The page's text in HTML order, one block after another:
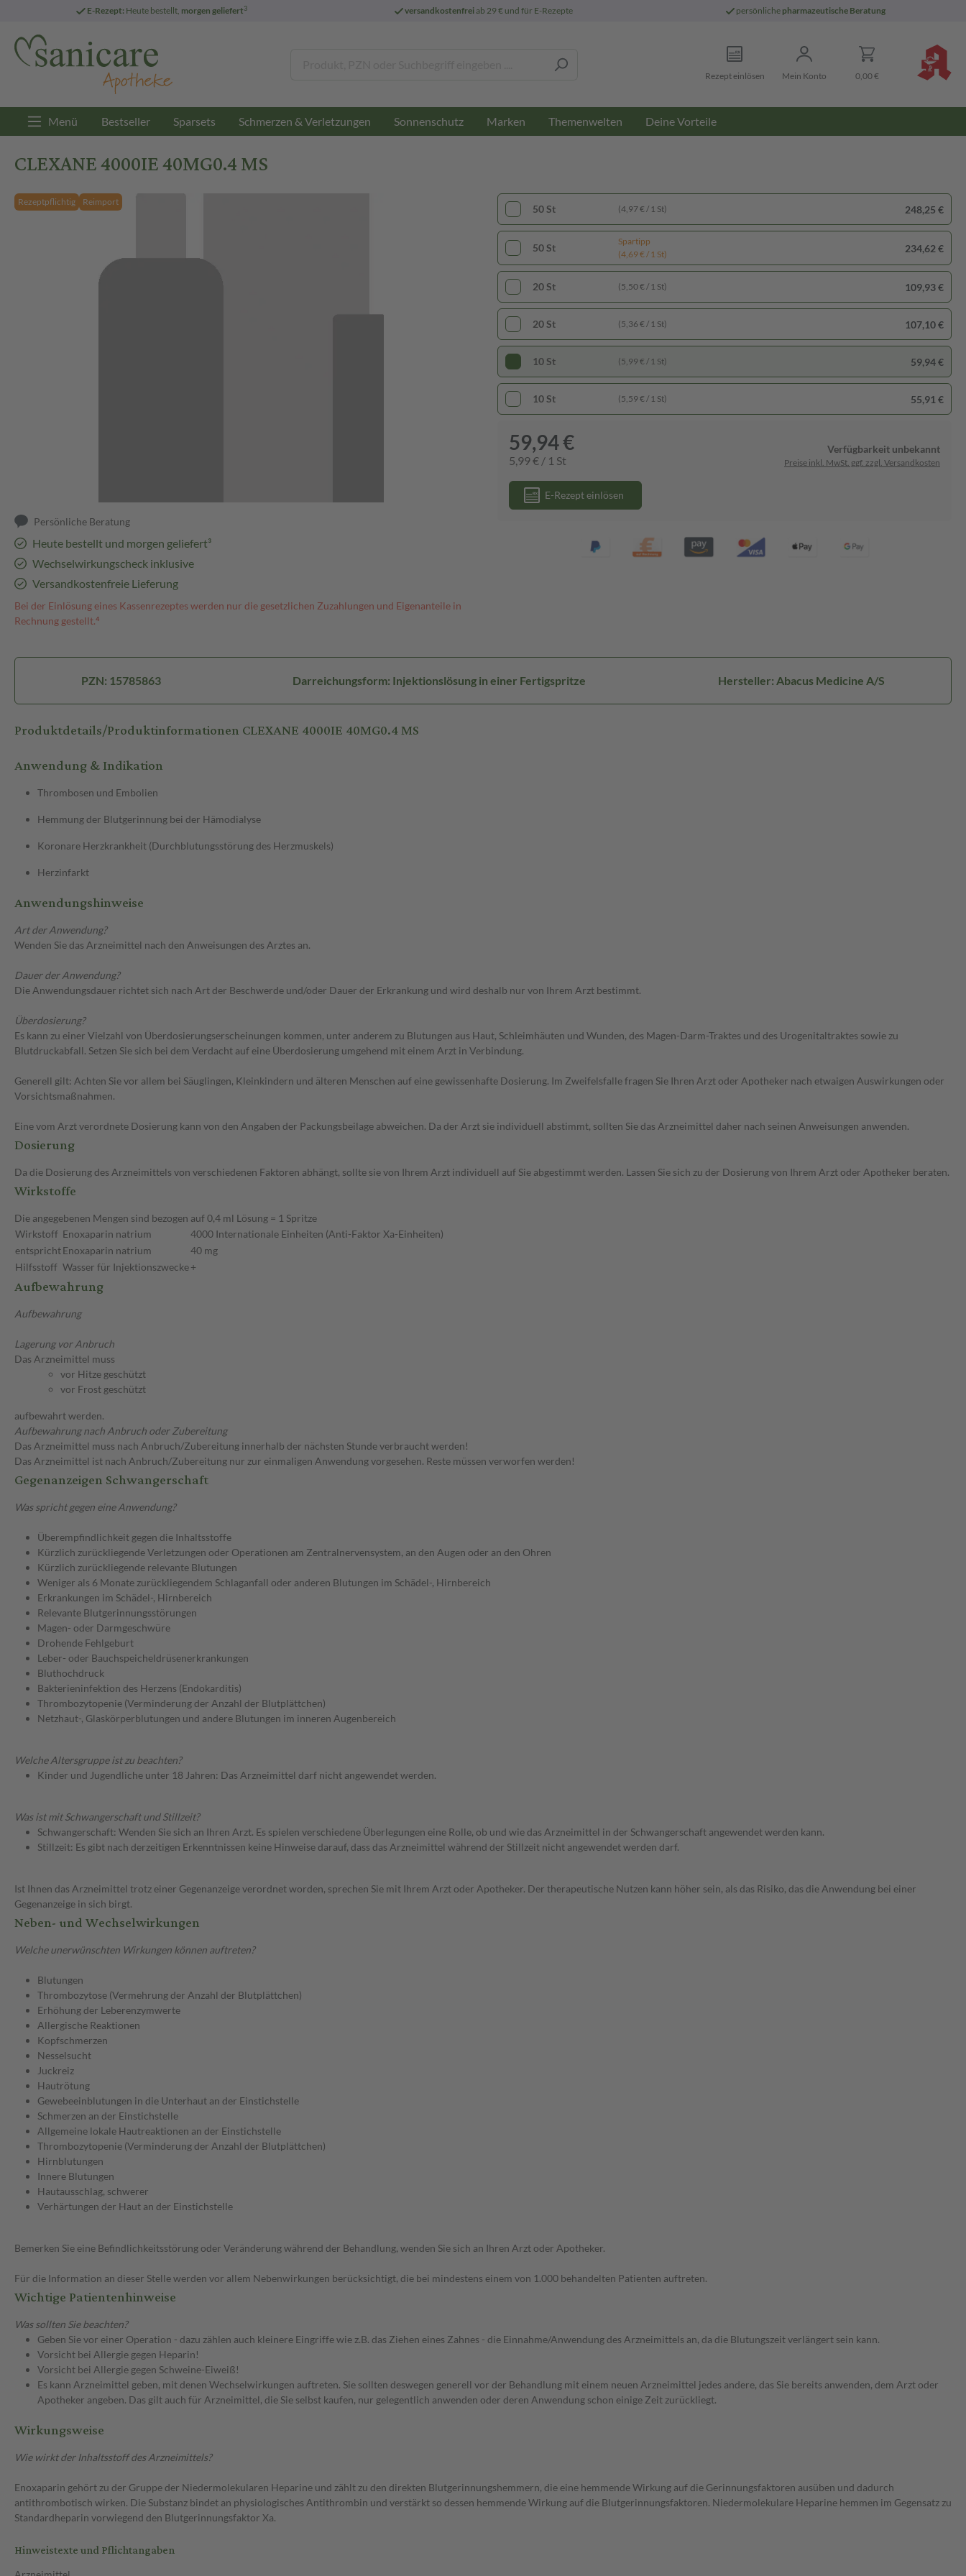
E-Rezept: Heute bestellt, morgen geliefert3 versandkostenfreiab 29 € und für E-Rezepte persönliche pharmazeutische Beratung
Rezept einlösen Mein Konto 0,00 €
Menü Bestseller Sparsets Schmerzen & Verletzungen Sonnenschutz Marken Themenwelten Deine Vorteile
CLEXANE 4000IE 40MG0.4 MS
Rezeptpflichtig Reimport
Persönliche Beratung
Heute bestellt und morgen geliefert³
Wechselwirkungscheck inklusive
Versandkostenfreie Lieferung
Bei der Einlösung eines Kassenrezeptes werden nur die gesetzlichen Zuzahlungen und Eigenanteile in
Rechnung gestellt.⁴
50 St (4,97 € / 1 St) 248,25 €
50 St
Spartipp
(4,69 € / 1 St)
234,62 €
20 St (5,50 € / 1 St) 109,93 €
20 St (5,36 € / 1 St) 107,10 €
10 St (5,99 € / 1 St) 59,94 €
10 St (5,59 € / 1 St) 55,91 €
59,94 €
5,99 € / 1 St
Verfügbarkeit unbekannt
Preise inkl. MwSt. ggf. zzgl. Versandkosten
E-Rezept einlösen
PZN: 15785863 Darreichungsform: Injektionslösung in einer Fertigspritze Hersteller: Abacus Medicine A/S
Produktdetails/Produktinformationen CLEXANE 4000IE 40MG0.4 MS
Anwendung & Indikation
Thrombosen und Embolien
Hemmung der Blutgerinnung bei der Hämodialyse
Koronare Herzkrankheit (Durchblutungsstörung des Herzmuskels)
Herzinfarkt
Anwendungshinweise
Art der Anwendung?
Wenden Sie das Arzneimittel nach den Anweisungen des Arztes an.
Dauer der Anwendung?
Die Anwendungsdauer richtet sich nach Art der Beschwerde und/oder Dauer der Erkrankung und wird deshalb nur von Ihrem Arzt bestimmt.
Überdosierung?
Es kann zu einer Vielzahl von Überdosierungserscheinungen kommen, unter anderem zu Blutungen aus Haut, Schleimhäuten und Wunden, des Magen-Darm-Traktes und des Urogenitaltraktes sowie zu
Blutdruckabfall. Setzen Sie sich bei dem Verdacht auf eine Überdosierung umgehend mit einem Arzt in Verbindung.
Generell gilt: Achten Sie vor allem bei Säuglingen, Kleinkindern und älteren Menschen auf eine gewissenhafte Dosierung. Im Zweifelsfalle fragen Sie Ihren Arzt oder Apotheker nach etwaigen Auswirkungen oder
Vorsichtsmaßnahmen.
Eine vom Arzt verordnete Dosierung kann von den Angaben der Packungsbeilage abweichen. Da der Arzt sie individuell abstimmt, sollten Sie das Arzneimittel daher nach seinen Anweisungen anwenden.
Dosierung
Da die Dosierung des Arzneimittels von verschiedenen Faktoren abhängt, sollte sie von Ihrem Arzt individuell auf Sie abgestimmt werden. Lassen Sie sich zu der Dosierung von Ihrem Arzt oder Apotheker beraten.
Wirkstoffe
Die angegebenen Mengen sind bezogen auf 0,4 ml Lösung = 1 Spritze
Wirkstoff Enoxaparin natrium
4000 Internationale Einheiten (Anti-Faktor Xa-Einheiten)
entsprichtEnoxaparin natrium
40 mg
Hilfsstoff Wasser für Injektionszwecke+
Aufbewahrung
Aufbewahrung
Lagerung vor Anbruch
Das Arzneimittel muss
vor Hitze geschützt
vor Frost geschützt
aufbewahrt werden.
Aufbewahrung nach Anbruch oder Zubereitung
Das Arzneimittel muss nach Anbruch/Zubereitung innerhalb der nächsten Stunde verbraucht werden!
Das Arzneimittel ist nach Anbruch/Zubereitung nur zur einmaligen Anwendung vorgesehen. Reste müssen verworfen werden!
Gegenanzeigen Schwangerschaft
Was spricht gegen eine Anwendung?
Überempfindlichkeit gegen die Inhaltsstoffe
Kürzlich zurückliegende Verletzungen oder Operationen am Zentralnervensystem, an den Augen oder an den Ohren
Kürzlich zurückliegende relevante Blutungen
Weniger als 6 Monate zurückliegendem Schlaganfall oder anderen Blutungen im Schädel-, Hirnbereich
Erkrankungen im Schädel-, Hirnbereich
Relevante Blutgerinnungsstörungen
Magen- oder Darmgeschwüre
Drohende Fehlgeburt
Leber- oder Bauchspeicheldrüsenerkrankungen
Bluthochdruck
Bakterieninfektion des Herzens (Endokarditis)
Thrombozytopenie (Verminderung der Anzahl der Blutplättchen)
Netzhaut-, Glaskörperblutungen und andere Blutungen im inneren Augenbereich
Welche Altersgruppe ist zu beachten?
Kinder und Jugendliche unter 18 Jahren: Das Arzneimittel darf nicht angewendet werden.
Was ist mit Schwangerschaft und Stillzeit?
Schwangerschaft: Wenden Sie sich an Ihren Arzt. Es spielen verschiedene Überlegungen eine Rolle, ob und wie das Arzneimittel in der Schwangerschaft angewendet werden kann.
Stillzeit: Es gibt nach derzeitigen Erkenntnissen keine Hinweise darauf, dass das Arzneimittel während der Stillzeit nicht angewendet werden darf.
Ist Ihnen das Arzneimittel trotz einer Gegenanzeige verordnet worden, sprechen Sie mit Ihrem Arzt oder Apotheker. Der therapeutische Nutzen kann höher sein, als das Risiko, das die Anwendung bei einer
Gegenanzeige in sich birgt.
Neben- und Wechselwirkungen
Welche unerwünschten Wirkungen können auftreten?
Blutungen
Thrombozytose (Vermehrung der Anzahl der Blutplättchen)
Erhöhung der Leberenzymwerte
Allergische Reaktionen
Kopfschmerzen
Nesselsucht
Juckreiz
Hautrötung
Gewebeeinblutungen in die Unterhaut an der Einstichstelle
Schmerzen an der Einstichstelle
Allgemeine lokale Hautreaktionen an der Einstichstelle
Thrombozytopenie (Verminderung der Anzahl der Blutplättchen)
Hirnblutungen
Innere Blutungen
Hautausschlag, schwerer
Verhärtungen der Haut an der Einstichstelle
Bemerken Sie eine Befindlichkeitsstörung oder Veränderung während der Behandlung, wenden Sie sich an Ihren Arzt oder Apotheker.
Für die Information an dieser Stelle werden vor allem Nebenwirkungen berücksichtigt, die bei mindestens einem von 1.000 behandelten Patienten auftreten.
Wichtige Patientenhinweise
Was sollten Sie beachten?
Geben Sie vor einer Operation - dazu zählen auch kleinere Eingriffe wie z.B. das Ziehen eines Zahnes - die Einnahme/Anwendung des Arzneimittels an, da die Blutungszeit verlängert sein kann.
Vorsicht bei Allergie gegen Heparin!
Vorsicht bei Allergie gegen Schweine-Eiweiß!
Es kann Arzneimittel geben, mit denen Wechselwirkungen auftreten. Sie sollten deswegen generell vor der Behandlung mit einem neuen Arzneimittel jedes andere, das Sie bereits anwenden, dem Arzt oder
Apotheker angeben. Das gilt auch für Arzneimittel, die Sie selbst kaufen, nur gelegentlich anwenden oder deren Anwendung schon einige Zeit zurückliegt.
Wirkungsweise
Wie wirkt der Inhaltsstoff des Arzneimittels?
Enoxaparin gehört zu der Gruppe der Niedermolekularen Heparine und zählt zu den direkten Blutgerinnungshemmern, die eine hemmende Wirkung auf die Gerinnungsfaktoren ausüben und dadurch
antithrombotisch wirken. Die Substanz bindet an physiologisches Antithrombin und verstärkt so dessen hemmende Wirkung auf die Blutgerinnungsfaktoren. Niedermolekulare Heparine hemmen im Gegensatz zu
Standardheparin vorwiegend den Blutgerinnungsfaktor Xa.
Hinweistexte und Pflichtangaben